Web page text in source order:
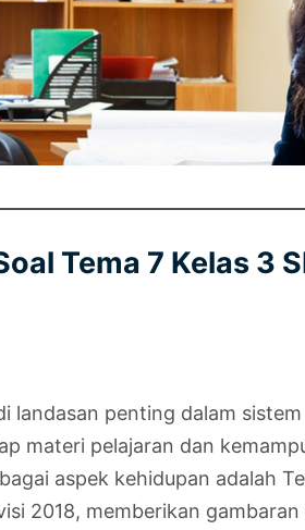
Tema 7 Kelas 3
penting dalam
materi pelajaran dan
aspek kehidupan adalah
2018, memberikan